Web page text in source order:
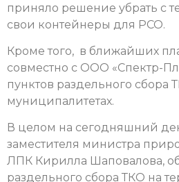
приняло решение убрать с
свои контейнеры для РСО.
Кроме того, в ближайших
совместно с ООО «Спектр-
пунктов раздельного сбора
муниципалитетах.
В целом на сегодняшний
заместителя министра
ЛПК Кирилла Шаповалова,
раздельного сбора ТКО на